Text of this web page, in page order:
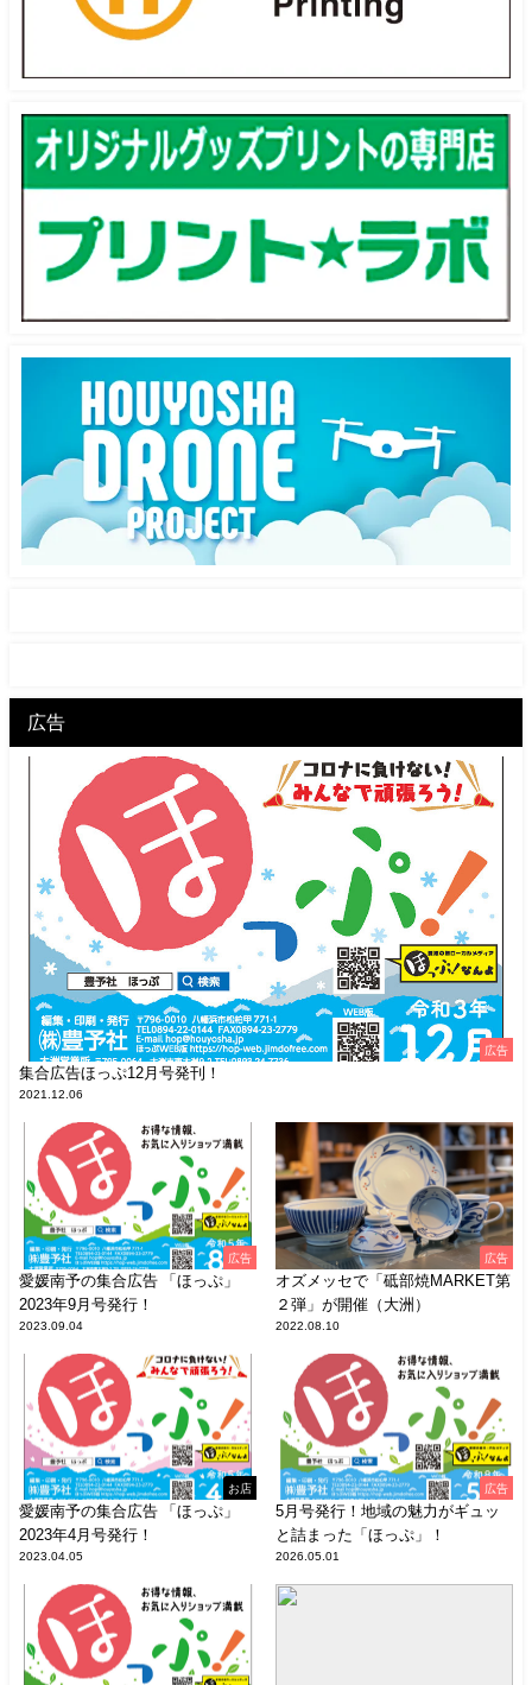
広告
広告
集合広告ほっぷ12月号発刊！
2021.12.06
広告
愛媛南予の集合広告 「ほっぷ」
2023年9月号発行！
2023.09.04
広告
オズメッセで「砥部焼MARKET第
２弾」が開催（大洲）
2022.08.10
お店
愛媛南予の集合広告 「ほっぷ」
2023年4月号発行！
2023.04.05
広告
5月号発行！地域の魅力がギュッ
と詰まった「ほっぷ」！
2026.05.01